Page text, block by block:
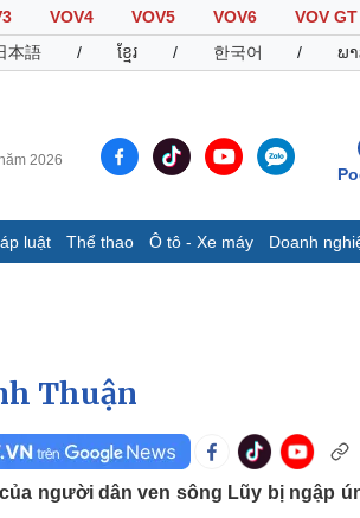
VOV4 VOV5 VOV6
VOV GT
本語 / ខ្មែរ / 한국어 / ພ
2026
luật Thể thao Ô tô - Xe máy Doanh
Infographic
Ô tô - Xe máy
Thuận
người dân ven sông Lũy bị ngập